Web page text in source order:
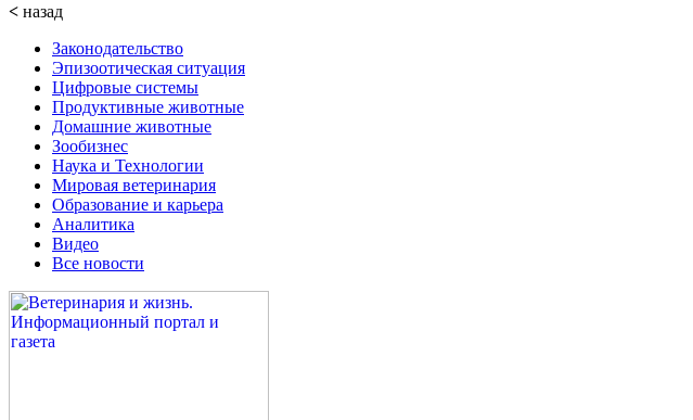
< назад
Законодательство
Эпизоотическая ситуация
Цифровые системы
Продуктивные животные
Домашние животные
Зообизнес
Наука и Технологии
Мировая ветеринария
Образование и карьера
Аналитика
Видео
Все новости